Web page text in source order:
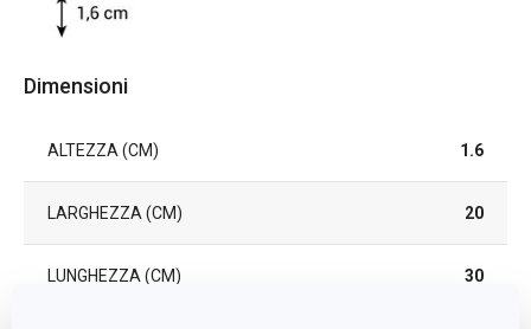
Dimensioni
ALTEZZA (CM) 1.6
LARGHEZZA (CM) 20
LUNGHEZZA (CM) 30